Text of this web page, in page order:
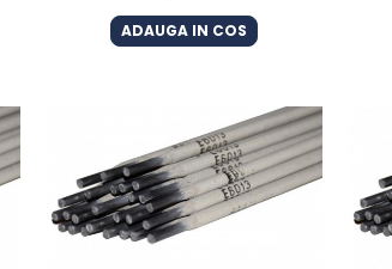
ADAUGA IN COS